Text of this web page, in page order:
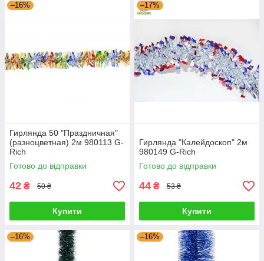
–16%
Гирлянда 50 "Праздничная"
(разноцветная) 2м 980113 G-
Rich
Готово до відправки
42 ₴ 50 ₴
Купити
–17%
Гирлянда "Калейдоскоп" 2м
980149 G-Rich
Готово до відправки
44 ₴ 53 ₴
Купити
–16% –16%